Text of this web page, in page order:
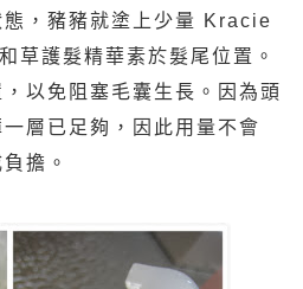
，豬豬就塗上少量
Kracie
草護髮精華素於髮尾位置。
以免阻塞毛囊生長。因為頭
層已足夠，因此用量不會
擔。